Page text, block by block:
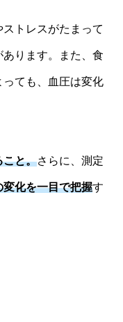
トレスがたまって
ります。また、食
ても、血圧は変化
こと。さらに、測定
変化を一目で把握す